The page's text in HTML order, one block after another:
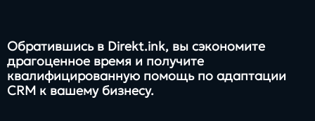
Обратившись в Direkt.ink, вы сэкономите
драгоценное время и получите
квалифицированную помощь по адаптации
CRM к вашему бизнесу.